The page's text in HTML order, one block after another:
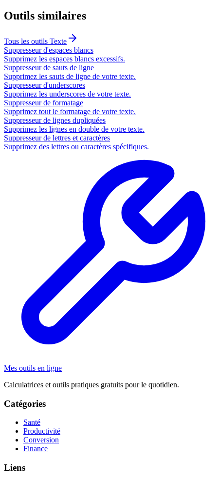
Outils similaires
Tous les outils Texte
Suppresseur d'espaces blancs
Supprimez les espaces blancs excessifs.
Suppresseur de sauts de ligne
Supprimez les sauts de ligne de votre texte.
Suppresseur d'underscores
Supprimez les underscores de votre texte.
Suppresseur de formatage
Supprimez tout le formatage de votre texte.
Suppresseur de lignes dupliquées
Supprimez les lignes en double de votre texte.
Suppresseur de lettres et caractères
Supprimez des lettres ou caractères spécifiques.
Mes outils en ligne
Calculatrices et outils pratiques gratuits pour le quotidien.
Catégories
Santé
Productivité
Conversion
Finance
Liens